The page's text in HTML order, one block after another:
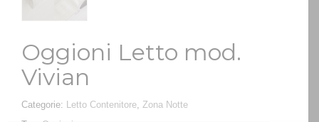
Oggioni Letto mod.
Vivian
Categorie: Letto Contenitore, Zona Notte